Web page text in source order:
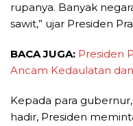
rupanya. Banyak
sawit,” ujar Presiden
BACA JUGA: Presiden
Ancam Kedaulatan
Kepada para
hadir, Presiden